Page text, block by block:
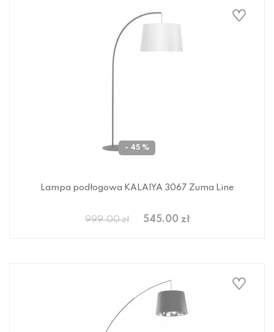
- 45 %
Lampa podłogowa KALAIYA 3067 Zuma Line
999.00 zł 545.00 zł